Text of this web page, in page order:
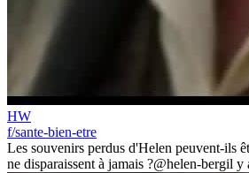
HW
f/sante-bien-etre
Les souvenirs perdus d'Helen peuvent-ils
ne disparaissent à jamais ?@helen-bergil y